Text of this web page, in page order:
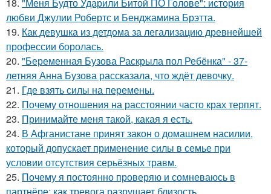
18. "Меня Будто Ударили Битой ПО Голове": история
любви Джулии Робертс и Бенджамина Брэтта.
19. Как девушка из детдома за легализацию древнейшей
профессии боролась.
20. "Беременная Бузова Раскрыла пол Ребёнка" - 37-
летняя Анна Бузова рассказала, что ждёт девочку.
21. Где взять силы на перемены.
22. Почему отношения на расстоянии часто крах терпят.
23. Принимайте меня такой, какая я есть.
24. В Афганистане принят закон о домашнем насилии,
который допускает применение силы в семье при
условии отсутствия серьёзных травм.
25. Почему я постоянно проверяю и сомневаюсь в